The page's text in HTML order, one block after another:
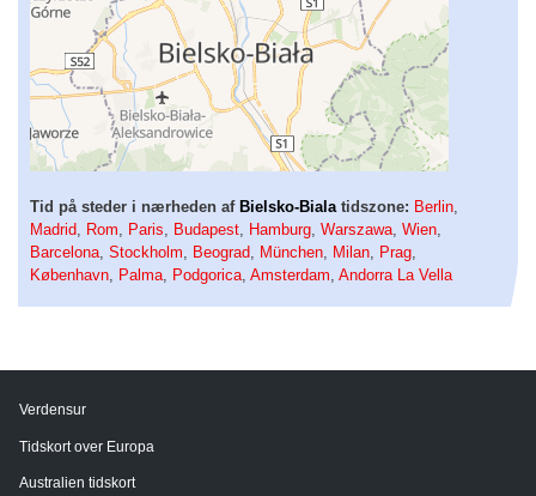
Tid på steder i nærheden af Bielsko-Biala tidszone: Berlin
Madrid
Rom Paris Budapest Hamburg Warszawa Wien
Barcelona Stockholm Beograd München Milan Prag
København
Palma Podgorica Amsterdam Andorra La Vella
Verdensur
Tidskort over Europa
Australien tidskort